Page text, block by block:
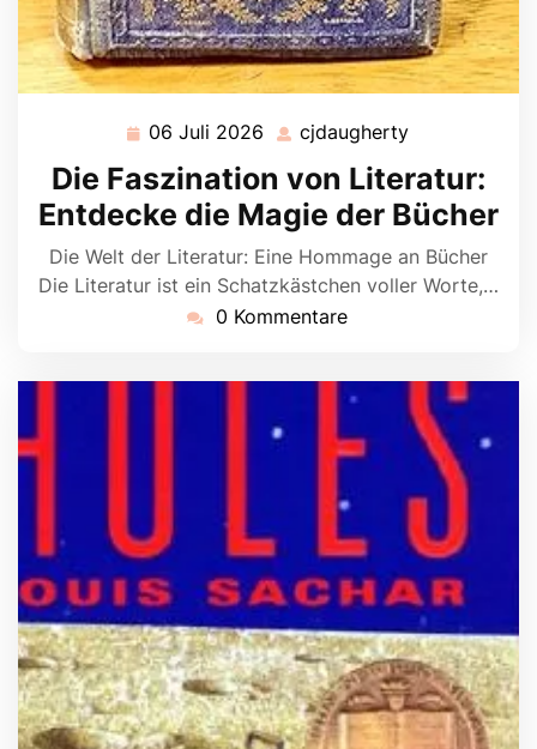
06 Juli 2026 06
2026
cjdaugherty
Die Faszination von Literatur:
Entdecke die Magie der Bücher
Die Welt der Literatur: Eine Hommage an Bücher
Die Literatur ist ein Schatzkästchen voller Worte,…
0 Kommentare